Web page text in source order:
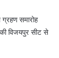
समारोह
विजयपुर सीट से